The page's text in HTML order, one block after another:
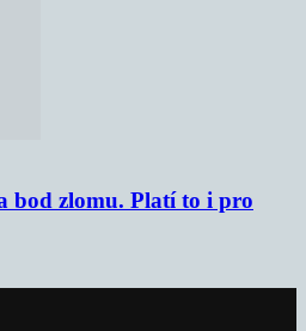
bod zlomu. Platí to i pro